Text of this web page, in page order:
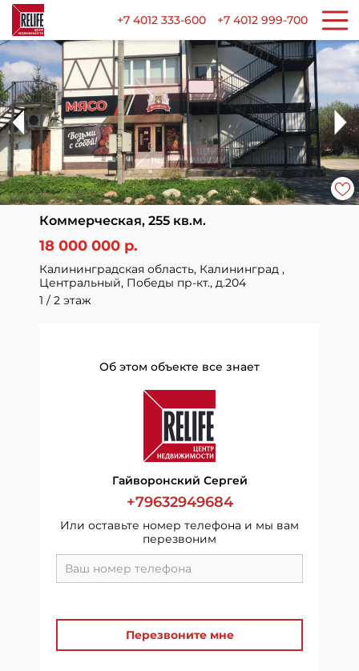
+7 4012 333-600 +7 4012 999-700
Коммерческая, 255 кв.м.
18 000 000 р.
Калининградская область, Калининград ,
Центральный, Победы пр-кт., д.204
1 / 2 этаж
Об этом объекте все знает
Гайворонский Сергей
+79632949684
Или оставьте номер телефона и мы вам
перезвоним
Перезвоните мне